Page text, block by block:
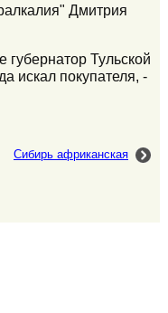
Дмитрия
Тульской
искал покупателя, -
Сибирь африканская